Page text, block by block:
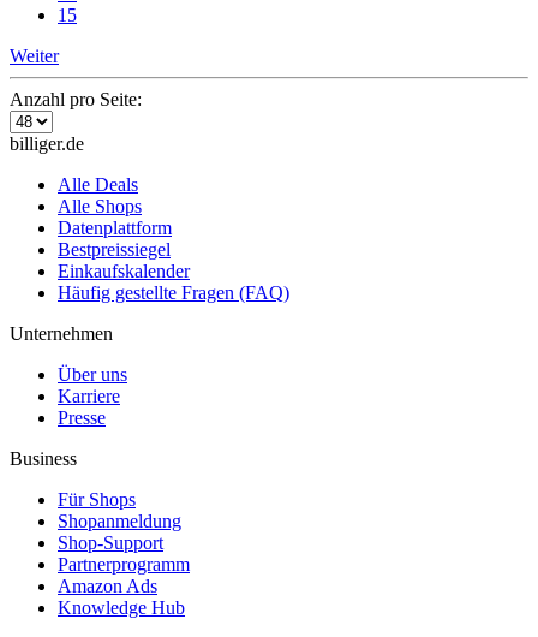
15
Weiter
Anzahl pro Seite:
billiger.de
Alle Deals
Alle Shops
Datenplattform
Bestpreissiegel
Einkaufskalender
Häufig gestellte Fragen (FAQ)
Unternehmen
Über uns
Karriere
Presse
Business
Für Shops
Shopanmeldung
Shop-Support
Partnerprogramm
Amazon Ads
Knowledge Hub